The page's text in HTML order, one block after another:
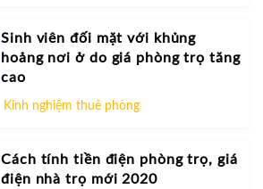
Sinh viên đối mặt với khủng
hoảng nơi ở do giá phòng trọ tăng
cao
Kinh nghiệm thuê phòng
Cách tính tiền điện phòng trọ, giá
điện nhà trọ mới 2020